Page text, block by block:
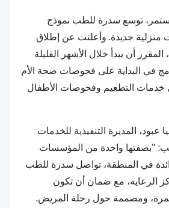
توسع سدرة للطب نموذج
منزلية جديدة. وأعلنت عن إطلاق
المقرر أن يبدأ خلال الأشهر القليلة
في البداية على فحوصات صحة الأم
خدمات التطعيم وفحوصات الأطفال
عبود، المديرة التنفيذية للخدمات
"بصفتها واحدة من المؤسسات
في المنطقة، تواصل سدرة للطب
الرعاية، مع ضمان أن تكون
ومصممة حول رحلة المريض.